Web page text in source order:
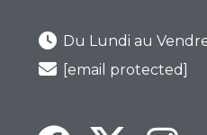
Du Lundi au
[email protected]